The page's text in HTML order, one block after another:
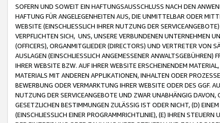
SOFERN UND SOWEIT EIN HAFTUNGSAUSSCHLUSS NACH DEN
HAFTUNG FÜR ANGELEGENHEITEN AUS, DIE UNMITTELBAR ODER
WEBSITE (EINSCHLIESSLICH IHRER NUTZUNG DER
VERPFLICHTEN SICH, UNS, UNSERE VERBUNDENEN UNTERNEHMEN
(OFFICERS), ORGANMITGLIEDER (DIRECTORS) UND VERTRETER VON
AUSLAGEN (EINSCHLIESSLICH ANGEMESSENER
IHRER WEBSITE BZW. AUF IHRER WEBSITE ERSCHEINENDEM
MATERIALS MIT ANDEREN APPLIKATIONEN, INHALTEN ODER
BEWERBUNG ODER VERMARKTUNG IHRER WEBSITE ODER DES GGF.
NUTZUNG DER SERVICEANGEBOTE UND ZWAR UNABHÄNGIG
GESETZLICHEN BESTIMMUNGEN ZULÄSSIG IST ODER NICHT, (D)
(EINSCHLIESSLICH EINER PROGRAMMRICHTLINIE), (E) IHREN